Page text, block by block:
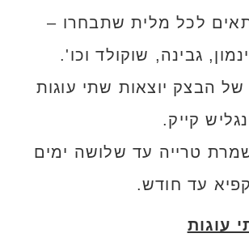
לכל מלית שתבחרו –
גבינה, שוקולד וכו'.
הבצק יוצאות שתי עוגות
קייק.
טרייה עד שלושה ימים
עד חודש.
עוגות